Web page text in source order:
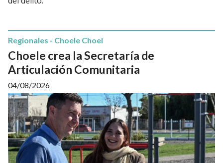
Choele crea la Secretaría de
Articulación Comunitaria
Regionales - Choele Choel
04/08/2026